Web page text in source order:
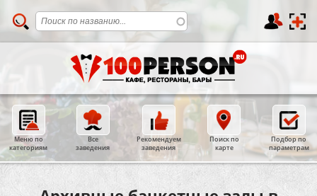
Меню по
категориям
Все
заведения
Рекомендуем
заведения
Поиск по
карте
Подбор по
параметрам